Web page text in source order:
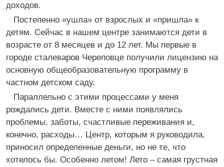
доходов.
Постепенно «ушла» от взрослых и «пришла» к
детям. Сейчас в нашем центре занимаются дети в
возрасте от 8 месяцев и до 12 лет. Мы первые в
городе сталеваров Череповце получили лицензию на
основную общеобразовательную программу в
частном детском саду.
Параллельно с этими процессами у меня
рождались дети. Вместе с ними появлялись
проблемы, заботы, счастливые переживания и,
конечно, расходы… Центр, которым я руководила,
приносил определенные деньги, но не те, что
хотелось бы. Особенно летом! Лето – самая грустная